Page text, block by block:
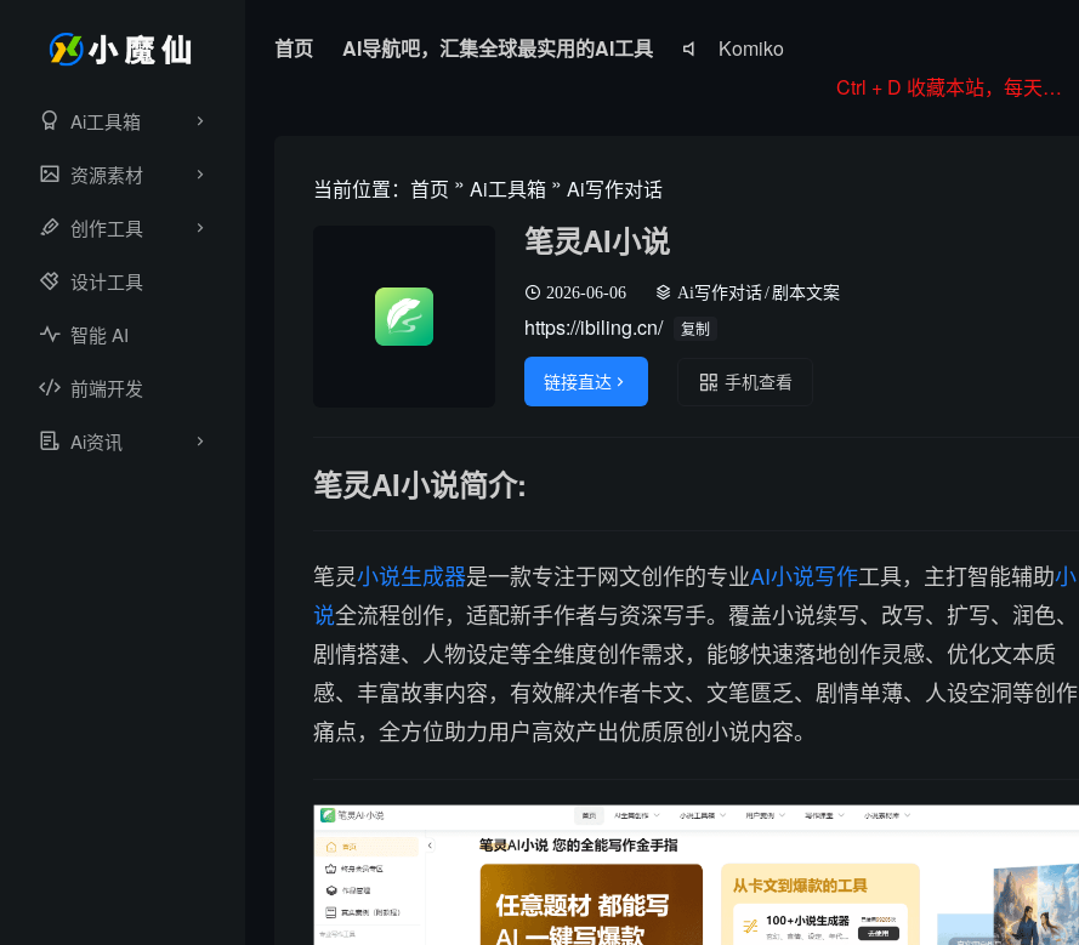
Ai工具箱
资源素材
创作工具
设计工具
智能 AI
前端开发
Ai资讯
首页 AI导航吧，汇集全球最实用的AI工具 
Komiko
Ctrl + D 收藏本站，每天更新好站！
当前位置： 首页 » Ai工具箱 » Ai写作对话
笔灵AI小说
2026-06-06 Ai写作对话/ 剧本文案
https://ibiling.cn/ 复制
链接直达  手机查看
笔灵AI小说简介:
笔灵小说生成器是一款专注于网文创作的专业AI小说写作工具，主打智能辅助小
说全流程创作，适配新手作者与资深写手。覆盖小说续写、改写、扩写、润色、
剧情搭建、人物设定等全维度创作需求，能够快速落地创作灵感、优化文本质
感、丰富故事内容，有效解决作者卡文、文笔匮乏、剧情单薄、人设空洞等创作
痛点，全方位助力用户高效产出优质原创小说内容。